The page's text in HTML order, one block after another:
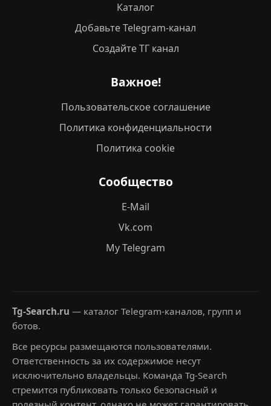
Каталог
Добавьте Telegram-канал
Создайте ТГ канал
Важное!
Пользовательское соглашение
Политика конфиденциальности
Политика cookie
Сообщество
E-Mail
Vk.com
My Telegram
Tg-Search.ru — каталог Telegram-каналов, групп и
ботов.
Все ресурсы размещаются пользователями.
Ответственность за их содержимое несут
исключительно владельцы. Команда Tg-Search
стремится публиковать только безопасный и